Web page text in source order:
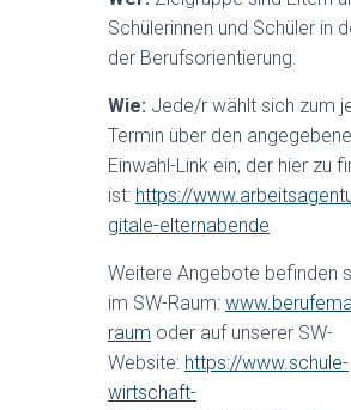
Schülerinnen und Schüler in
der Berufsorientierung.
Wie: Jede/r wählt sich zum
Termin über den
Einwahl-Link ein, der hier zu
ist: https://
gitale-elternabende
Weitere Angebote befinden
im SW-Raum:
raum oder auf unserer SW-
Website: https://www.schule-
wirtschaft-